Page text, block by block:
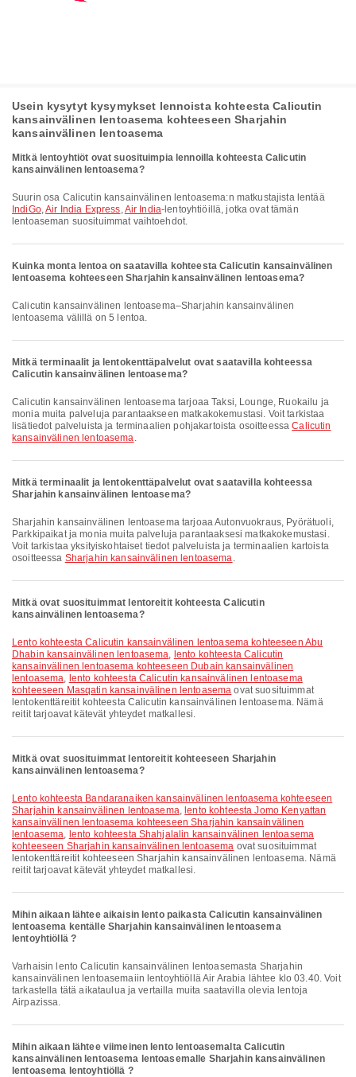
Usein kysytyt kysymykset lennoista kohteesta Calicutin
kansainvälinen lentoasema kohteeseen Sharjahin
kansainvälinen lentoasema
Mitkä lentoyhtiöt ovat suosituimpia lennoilla kohteesta Calicutin
kansainvälinen lentoasema?
Suurin osa Calicutin kansainvälinen lentoasema:n matkustajista lentää
IndiGo,Air India Express,Air India-lentoyhtiöillä, jotka ovat tämän
lentoaseman suosituimmat vaihtoehdot.
Kuinka monta lentoa on saatavilla kohteesta Calicutin kansainvälinen
lentoasema kohteeseen Sharjahin kansainvälinen lentoasema?
Calicutin kansainvälinen lentoasema–Sharjahin kansainvälinen
lentoasema välillä on 5 lentoa.
Mitkä terminaalit ja lentokenttäpalvelut ovat saatavilla kohteessa
Calicutin kansainvälinen lentoasema?
Calicutin kansainvälinen lentoasema tarjoaa Taksi, Lounge, Ruokailu ja
monia muita palveluja parantaakseen matkakokemustasi. Voit tarkistaa
lisätiedot palveluista ja terminaalien pohjakartoista osoitteessaCalicutin
kansainvälinen lentoasema.
Mitkä terminaalit ja lentokenttäpalvelut ovat saatavilla kohteessa
Sharjahin kansainvälinen lentoasema?
Sharjahin kansainvälinen lentoasema tarjoaa Autonvuokraus, Pyörätuoli,
Parkkipaikat ja monia muita palveluja parantaaksesi matkakokemustasi.
Voit tarkistaa yksityiskohtaiset tiedot palveluista ja terminaalien kartoista
osoitteessa Sharjahin kansainvälinen lentoasema.
Mitkä ovat suosituimmat lentoreitit kohteesta Calicutin
kansainvälinen lentoasema?
lento kohteesta Calicutin kansainvälinen lentoasema kohteeseen Abu
Dhabin kansainvälinen lentoasema, lento kohteesta Calicutin
kansainvälinen lentoasema kohteeseen Dubain kansainvälinen
lentoasema, lento kohteesta Calicutin kansainvälinen lentoasema
kohteeseen Masqatin kansainvälinen lentoasema ovat suosituimmat
lentokenttäreitit kohteesta Calicutin kansainvälinen lentoasema. Nämä
reitit tarjoavat kätevät yhteydet matkallesi.
Mitkä ovat suosituimmat lentoreitit kohteeseen Sharjahin
kansainvälinen lentoasema?
lento kohteesta Bandaranaiken kansainvälinen lentoasema kohteeseen
Sharjahin kansainvälinen lentoasema, lento kohteesta Jomo Kenyattan
kansainvälinen lentoasema kohteeseen Sharjahin kansainvälinen
lentoasema, lento kohteesta Shahjalalin kansainvälinen lentoasema
kohteeseen Sharjahin kansainvälinen lentoasema ovat suosituimmat
lentokenttäreitit kohteeseen Sharjahin kansainvälinen lentoasema. Nämä
reitit tarjoavat kätevät yhteydet matkallesi.
Mihin aikaan lähtee aikaisin lento paikasta Calicutin kansainvälinen
lentoasema kentälle Sharjahin kansainvälinen lentoasema
lentoyhtiöllä ?
Varhaisin lento Calicutin kansainvälinen lentoasemasta Sharjahin
kansainvälinen lentoasemaiin lentoyhtiöllä Air Arabia lähtee klo 03.40. Voit
tarkastella tätä aikataulua ja vertailla muita saatavilla olevia lentoja
Airpazissa.
Mihin aikaan lähtee viimeinen lento lentoasemalta Calicutin
kansainvälinen lentoasema lentoasemalle Sharjahin kansainvälinen
lentoasema lentoyhtiöllä ?